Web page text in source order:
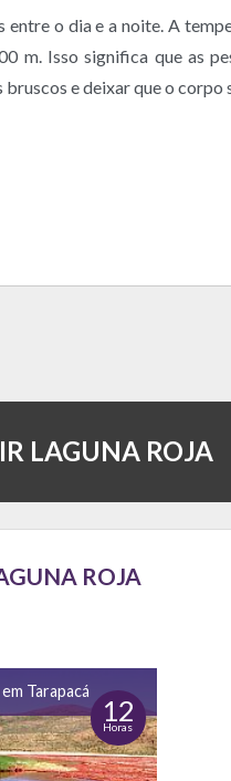
o dia e a noite. A
Isso significa que as
e deixar que o corpo
LAGUNA ROJA
ROJA
Tarapacá
12
Horas